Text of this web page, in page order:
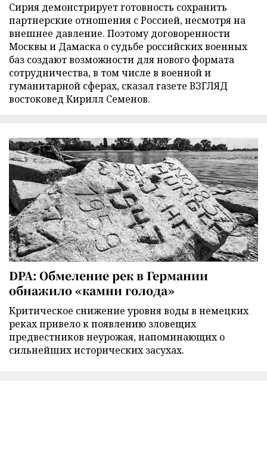
Сирия демонстрирует готовность сохранить
партнерские отношения с Россией, несмотря на
внешнее давление. Поэтому договоренности
Москвы и Дамаска о судьбе российских военных
баз создают возможности для нового формата
сотрудничества, в том числе в военной и
гуманитарной сферах, сказал газете ВЗГЛЯД
востоковед Кирилл Семенов.
DPA: Обмеление рек в Германии
обнажило «камни голода»
Критическое снижение уровня воды в немецких
реках привело к появлению зловещих
предвестников неурожая, напоминающих о
сильнейших исторических засухах.